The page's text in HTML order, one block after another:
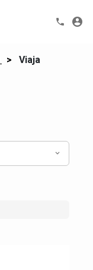
>
Viaja